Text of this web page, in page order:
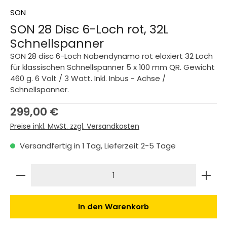
SON
SON 28 Disc 6-Loch rot, 32L
Schnellspanner
SON 28 disc 6-Loch Nabendynamo rot eloxiert 32 Loch
für klassischen Schnellspanner 5 x 100 mm QR. Gewicht
460 g. 6 Volt / 3 Watt. Inkl. Inbus - Achse /
Schnellspanner.
Regulärer Preis:
299,00 €
Preise inkl. MwSt. zzgl. Versandkosten
Versandfertig in 1 Tag, Lieferzeit 2-5 Tage
Produkt Anzahl: Gib den gewünschten Wert
In den Warenkorb